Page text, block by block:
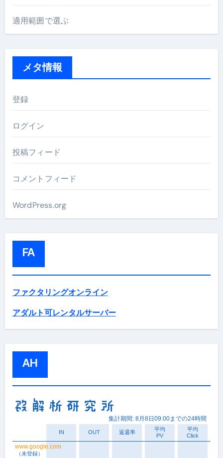
適用範囲で選ぶ
メタ情報
登録
ログイン
投稿フィード
コメントフィード
WordPress.org
FA
ファクタリングオンライン
アダルト可レンタルサーバー
AH